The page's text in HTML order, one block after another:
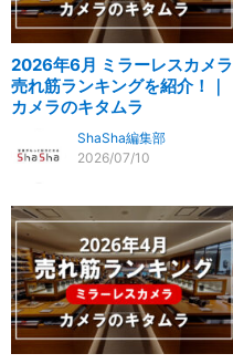
2026年6月 ミラーレスカメラ
売れ筋ランキングを紹介！｜
カメラのキタムラ
ShaSha編集部
2026/07/10